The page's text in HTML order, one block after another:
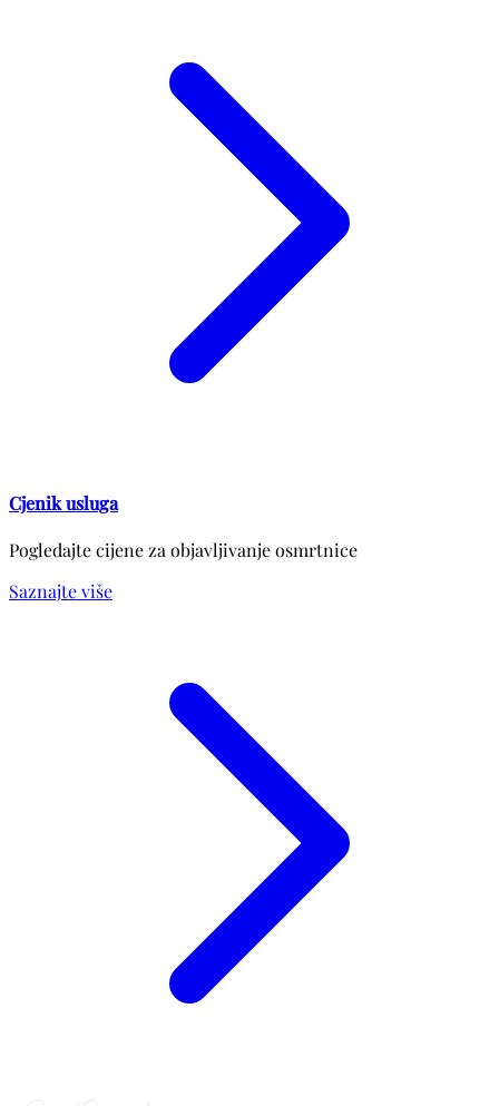
Cjenik usluga
Pogledajte cijene za objavljivanje osmrtnice
Saznajte više